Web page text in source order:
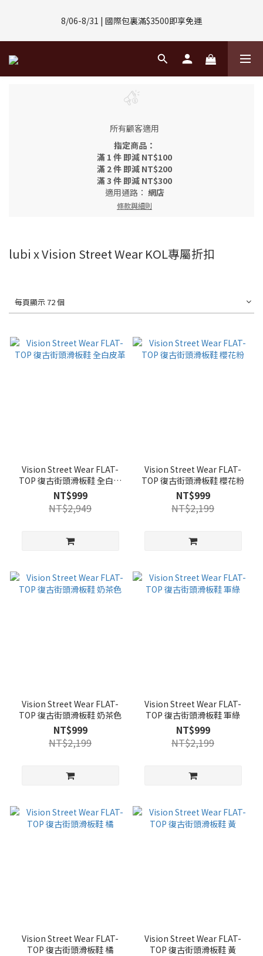
(數量有限售完不補)
8/06-8/31 | 國際包裏滿$3500即享免運
8/08-8/10 | 全館任選3件 贈 $188購物金
8/01-8/31 | 任選2件CUBOX正價商品 贈【威靈頓 / 波士頓墨鏡】
所有顧客適用
指定商品：
滿 1 件 即減 NT$100
滿 2 件 即減 NT$200
滿 3 件 即減 NT$300
適用通路： 網店
條款與細則
lubi x Vision Street Wear KOL專屬折扣
每頁顯示 72 個
Vision Street Wear FLAT-
TOP 復古街頭滑板鞋 全白皮
革
NT$999
NT$2,949
Vision Street Wear FLAT-
TOP 復古街頭滑板鞋 櫻花粉
NT$999
NT$2,199
Vision Street Wear FLAT-
TOP 復古街頭滑板鞋 奶茶色
NT$999
NT$2,199
Vision Street Wear FLAT-
TOP 復古街頭滑板鞋 軍綠
NT$999
NT$2,199
Vision Street Wear FLAT-
TOP 復古街頭滑板鞋 橘
Vision Street Wear FLAT-
TOP 復古街頭滑板鞋 黃